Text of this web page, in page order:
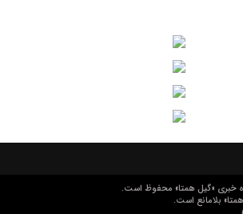
خبری «گیل همتا» محفوظ است.
بلامانع است.